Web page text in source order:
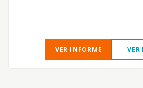
VER INFORME VER